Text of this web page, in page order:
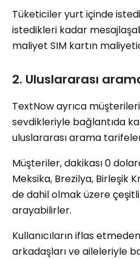
Tüketiciler yurt içinde
istedikleri kadar
maliyet SIM kartın
2. Uluslararası
TextNow ayrıca
sevdikleriyle bağlantıda
uluslararası arama
Müşteriler, dakikası 0
Meksika, Brezilya, Birleşik
de dahil olmak üzere
arayabilirler.
Kullanıcıların iflas
arkadaşları ve aileleriyle